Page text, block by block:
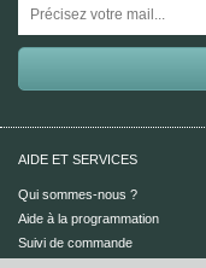
AIDE ET SERVICES
Qui sommes-nous ?
Aide à la programmation
Suivi de commande